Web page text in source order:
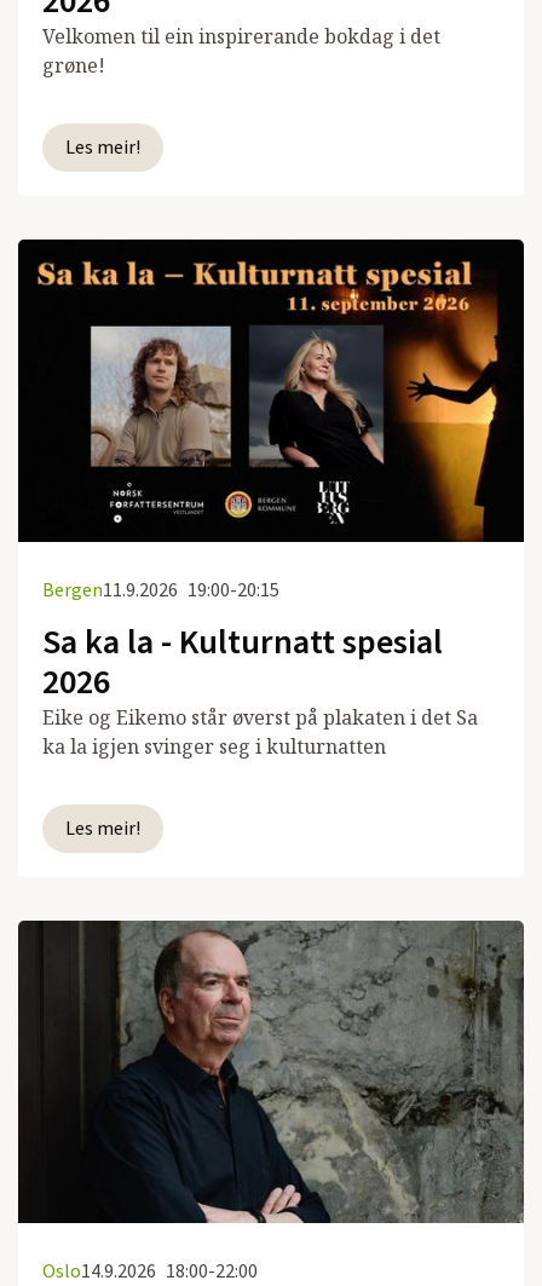
Velkomen til ein inspirerande bokdag i det
grøne!
Les meir!
Bergen11.9.2026 19:00-20:15
Sa ka la - Kulturnatt spesial
2026
Eike og Eikemo står øverst på plakaten i det Sa
ka la igjen svinger seg i kulturnatten
Les meir!
Oslo14.9.2026 18:00-22:00